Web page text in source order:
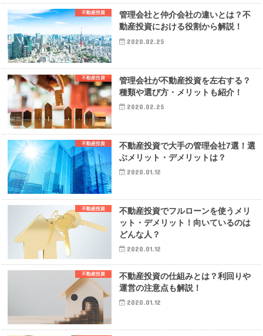
不動産投資
管理会社と仲介会社の違いとは？不
動産投資における役割から解説！
2020.02.25
不動産投資
管理会社が不動産投資を左右する？
種類や選び方・メリットも紹介！
2020.02.25
不動産投資
不動産投資で大手の管理会社7選！選
ぶメリット・デメリットは？
2020.01.12
不動産投資
不動産投資でフルローンを使うメリ
ット・デメリット！向いているのは
どんな人？
2020.01.12
不動産投資
不動産投資の仕組みとは？利回りや
運営の注意点も解説！
2020.01.12